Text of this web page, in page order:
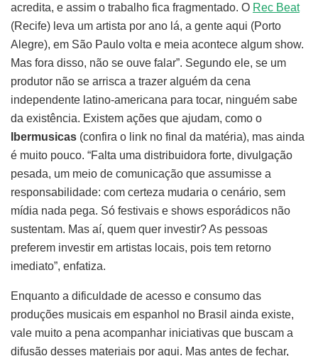
acredita, e assim o trabalho fica fragmentado. O Rec Beat
(Recife) leva um artista por ano lá, a gente aqui (Porto
Alegre), em São Paulo volta e meia acontece algum show.
Mas fora disso, não se ouve falar”. Segundo ele, se um
produtor não se arrisca a trazer alguém da cena
independente latino-americana para tocar, ninguém sabe
da existência. Existem ações que ajudam, como o
Ibermusicas (confira o link no final da matéria), mas ainda
é muito pouco. “Falta uma distribuidora forte, divulgação
pesada, um meio de comunicação que assumisse a
responsabilidade: com certeza mudaria o cenário, sem
mídia nada pega. Só festivais e shows esporádicos não
sustentam. Mas aí, quem quer investir? As pessoas
preferem investir em artistas locais, pois tem retorno
imediato”, enfatiza.
Enquanto a dificuldade de acesso e consumo das
produções musicais em espanhol no Brasil ainda existe,
vale muito a pena acompanhar iniciativas que buscam a
difusão desses materiais por aqui. Mas antes de fechar,